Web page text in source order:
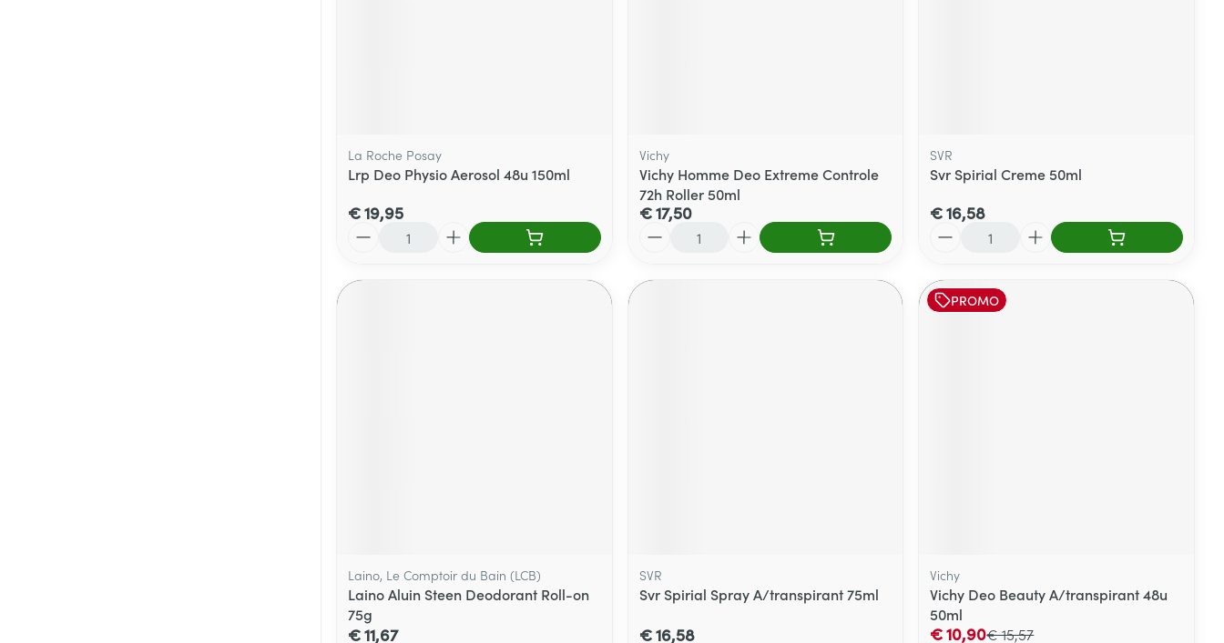
La Roche Posay
Lrp Deo Physio Aerosol 48u 150ml
€ 19,95
Vichy
Vichy Homme Deo Extreme Controle
72h Roller 50ml
€ 17,50
SVR
Svr Spirial Creme 50ml
€ 16,58
Laino, Le Comptoir du Bain (LCB)
Laino Aluin Steen Deodorant Roll-on
75g
€ 11,67
SVR
Svr Spirial Spray A/transpirant 75ml
€ 16,58
PROMO
Vichy
Vichy Deo Beauty A/transpirant 48u
50ml
€ 15,57
€ 10,90